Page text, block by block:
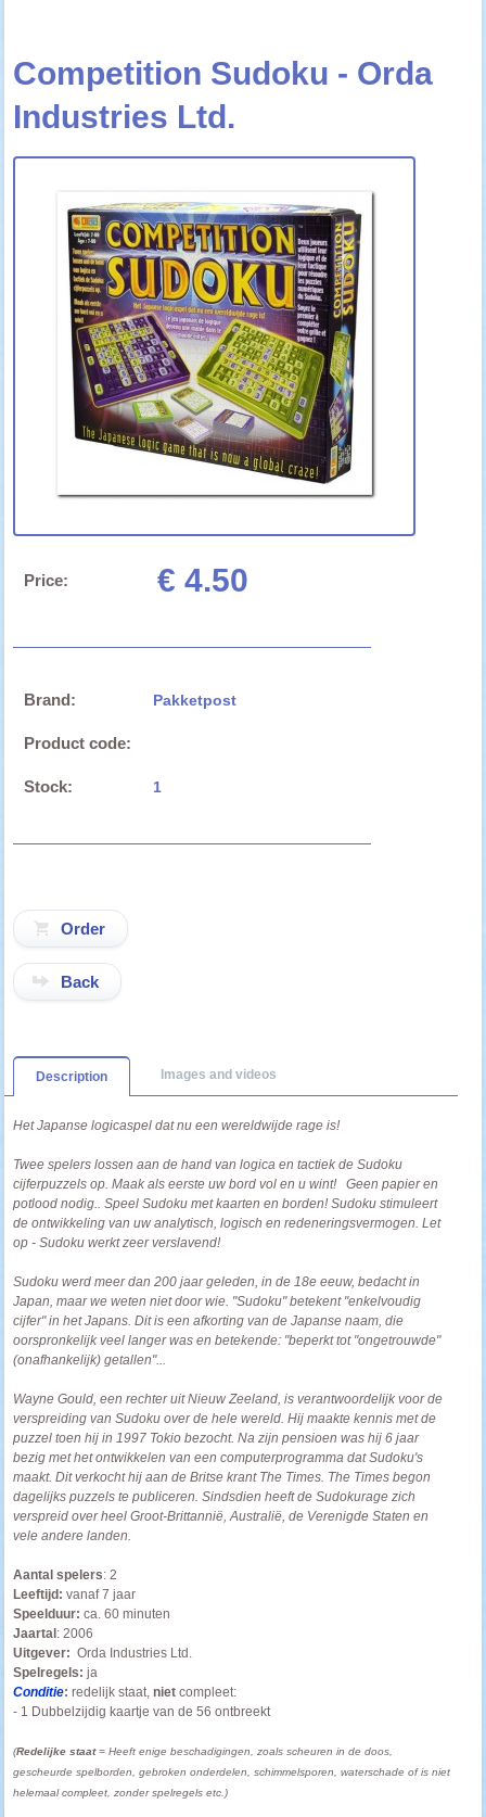
Competition Sudoku - Orda
Industries Ltd.
Price: € 4.50
Brand: Pakketpost
Product code:
Stock: 1
Back
Description Images and videos
Het Japanse logicaspel dat nu een wereldwijde rage is!
Twee spelers lossen aan de hand van logica en tactiek de Sudoku
cijferpuzzels op. Maak als eerste uw bord vol en u wint!Geen papier en
potlood nodig.. Speel Sudoku met kaarten en borden! Sudoku stimuleert
de ontwikkeling van uw analytisch, logisch en redeneringsvermogen. Let
op - Sudoku werkt zeer verslavend!
Sudoku werd meer dan 200 jaar geleden, in de 18e eeuw, bedacht in
Japan, maar we weten niet door wie. "Sudoku" betekent "enkelvoudig
cijfer" in het Japans. Dit is een afkorting van de Japanse naam, die
oorspronkelijk veel langer was en betekende: "beperkt tot "ongetrouwde"
(onafhankelijk) getallen"...
Wayne Gould, een rechter uit Nieuw Zeeland, is verantwoordelijk voor de
verspreiding van Sudoku over de hele wereld. Hij maakte kennis met de
puzzel toen hij in 1997 Tokio bezocht. Na zijn pensioen was hij 6 jaar
bezig met het ontwikkelen van een computerprogramma dat Sudoku's
maakt. Dit verkocht hij aan de Britse krant The Times. The Times begon
dagelijks puzzels te publiceren. Sindsdien heeft de Sudokurage zich
verspreid over heel Groot-Brittannië, Australië, de Verenigde Staten en
vele andere landen.
Aantal spelers: 2
Leeftijd: vanaf 7 jaar
Speelduur: ca. 60 minuten
Jaartal : 2006
Uitgever: Orda Industries Ltd.
Spelregels: ja
Conditie: redelijk staat,niet compleet:
- 1 Dubbelzijdig kaartje van de 56 ontbreekt
(Redelijke staat= Heeft enige beschadigingen, zoals scheuren in de doos,
gescheurde spelborden, gebroken onderdelen, schimmelsporen, waterschade of is niet
helemaal compleet, zonder spelregels etc.)